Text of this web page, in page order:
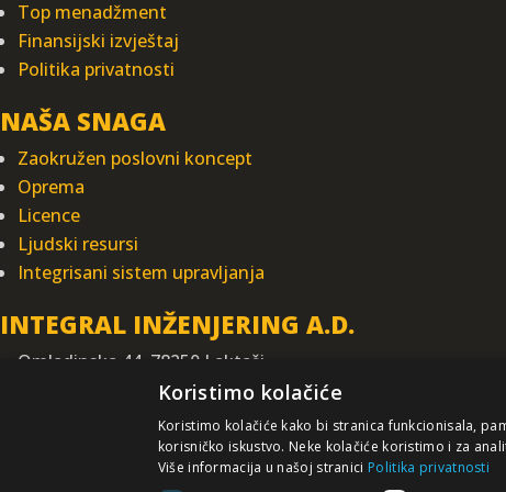
Top menadžment
Finansijski izvještaj
Politika privatnosti
NAŠA SNAGA
Zaokružen poslovni koncept
Oprema
Licence
Ljudski resursi
Integrisani sistem upravljanja
INTEGRAL INŽENJERING A.D.
Omladinska 44, 78250 Laktaši
+387 (0)51 337 401
+387 (0)51 337 491
iicbl@integragrupa.com
Koristimo kolačiće
Koristimo kolačiće kako bi stranica funkcionisala,
korisničko iskustvo. Neke kolačiće koristimo i za
Više informacija u našoj stranici Politika privatnosti